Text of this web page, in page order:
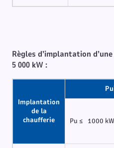
Règles d’implantation
5 000 kW :
Implantation
de la
chaufferie
Pu ≤ 1000 kW